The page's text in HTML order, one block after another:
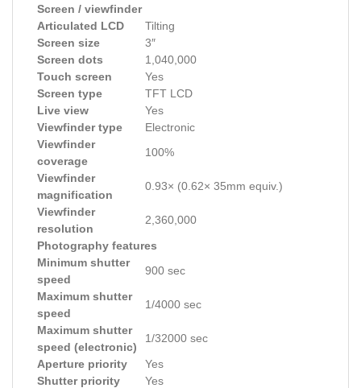
Screen / viewfinder
Articulated LCD
Tilting
Screen size
3″
Screen dots
1,040,000
Touch screen
Yes
Screen type
TFT LCD
Live view
Yes
Viewfinder type
Electronic
Viewfinder
coverage
100%
Viewfinder
magnification
0.93× (0.62× 35mm equiv.)
Viewfinder
resolution
2,360,000
Photography features
Minimum shutter
speed
900 sec
Maximum shutter
speed
1/4000 sec
Maximum shutter
speed (electronic)
1/32000 sec
Aperture priority
Yes
Shutter priority
Yes